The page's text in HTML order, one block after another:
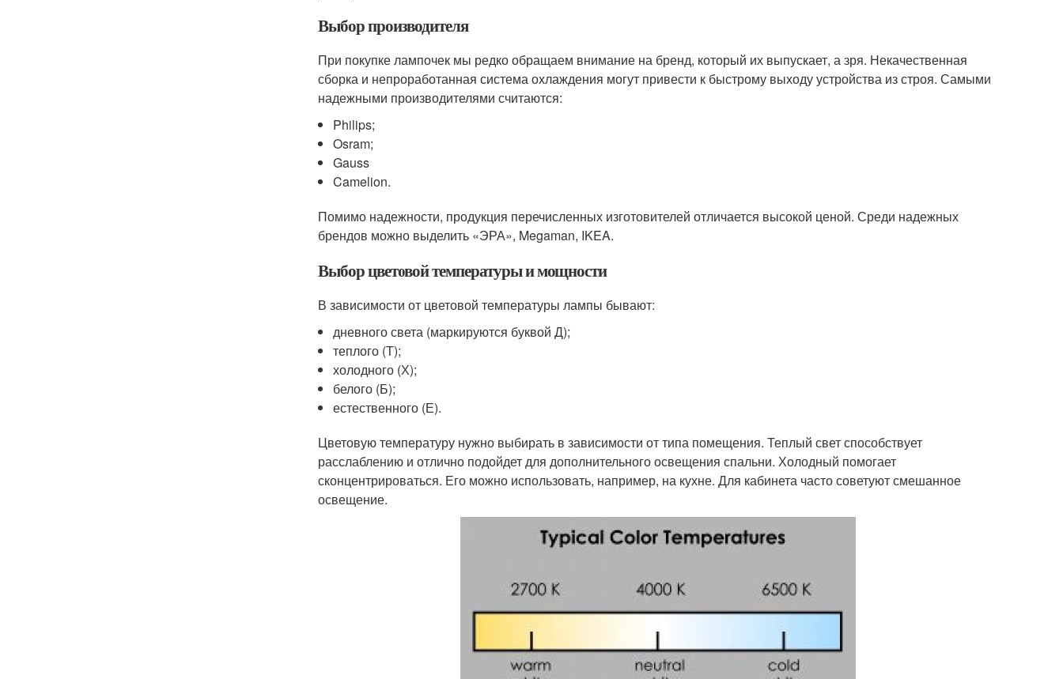
Выбор производителя
При покупке лампочек мы редко обращаем внимание на бренд, который их выпускает, а зря. Некачественная
сборка и непроработанная система охлаждения могут привести к быстрому выходу устройства из строя. Самыми
надежными производителями считаются:
Philips;
Osram;
Gauss
Camelion.
Помимо надежности, продукция перечисленных изготовителей отличается высокой ценой. Среди надежных
брендов можно выделить «ЭРА», Megaman, IKEA.
Выбор цветовой температуры и мощности
В зависимости от цветовой температуры лампы бывают:
дневного света (маркируются буквой Д);
теплого (Т);
холодного (Х);
белого (Б);
естественного (Е).
Цветовую температуру нужно выбирать в зависимости от типа помещения. Теплый свет способствует
расслаблению и отлично подойдет для дополнительного освещения спальни. Холодный помогает
сконцентрироваться. Его можно использовать, например, на кухне. Для кабинета часто советуют смешанное
освещение.